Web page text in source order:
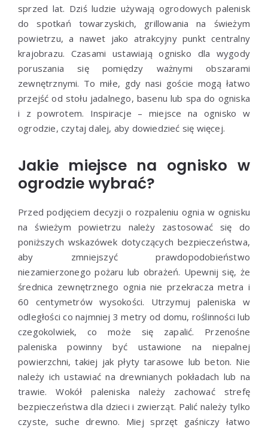
sprzed lat. Dziś ludzie używają ogrodowych palenisk
do spotkań towarzyskich, grillowania na świeżym
powietrzu, a nawet jako atrakcyjny punkt centralny
krajobrazu. Czasami ustawiają ognisko dla wygody
poruszania się pomiędzy ważnymi obszarami
zewnętrznymi. To miłe, gdy nasi goście mogą łatwo
przejść od stołu jadalnego, basenu lub spa do ogniska
i z powrotem. Inspiracje – miejsce na ognisko w
ogrodzie, czytaj dalej, aby dowiedzieć się więcej.
Jakie miejsce na ognisko w
ogrodzie wybrać?
Przed podjęciem decyzji o rozpaleniu ognia w ognisku
na świeżym powietrzu należy zastosować się do
poniższych wskazówek dotyczących bezpieczeństwa,
aby zmniejszyć prawdopodobieństwo
niezamierzonego pożaru lub obrażeń. Upewnij się, że
średnica zewnętrznego ognia nie przekracza metra i
60 centymetrów wysokości. Utrzymuj paleniska w
odległości co najmniej 3 metry od domu, roślinności lub
czegokolwiek, co może się zapalić. Przenośne
paleniska powinny być ustawione na niepalnej
powierzchni, takiej jak płyty tarasowe lub beton. Nie
należy ich ustawiać na drewnianych pokładach lub na
trawie. Wokół paleniska należy zachować strefę
bezpieczeństwa dla dzieci i zwierząt. Palić należy tylko
czyste, suche drewno. Miej sprzęt gaśniczy łatwo